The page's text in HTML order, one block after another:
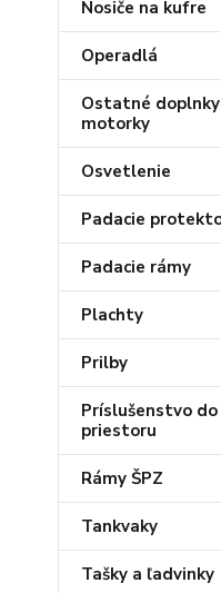
Nosiče na kufre
Operadlá
Ostatné
motorky
Osvetlenie
Padacie
Padacie rámy
Plachty
Prilby
Príslušenstvo
priestoru
Rámy ŠPZ
Tankvaky
Tašky a ľadvinky